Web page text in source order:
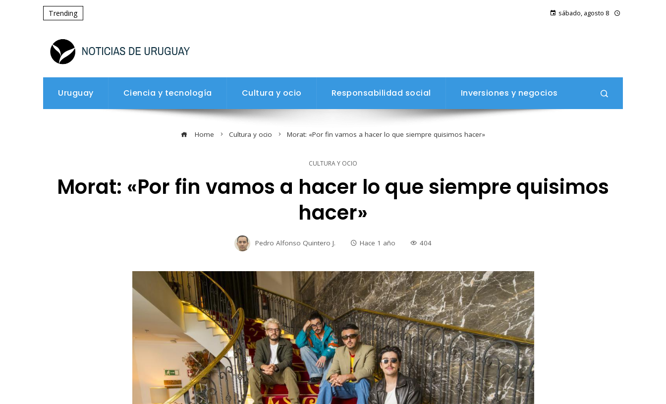
Trending sábado, agosto 8
Uruguay Ciencia y tecnología Cultura y ocio Responsabilidad social Inversiones y negocios
Home Cultura y ocio Morat: «Por fin vamos a hacer lo que siempre quisimos hacer»
CULTURA Y OCIO
Morat: «Por fin vamos a hacer lo que siempre quisimos
hacer»
Pedro Alfonso Quintero J. Hace 1 año 404